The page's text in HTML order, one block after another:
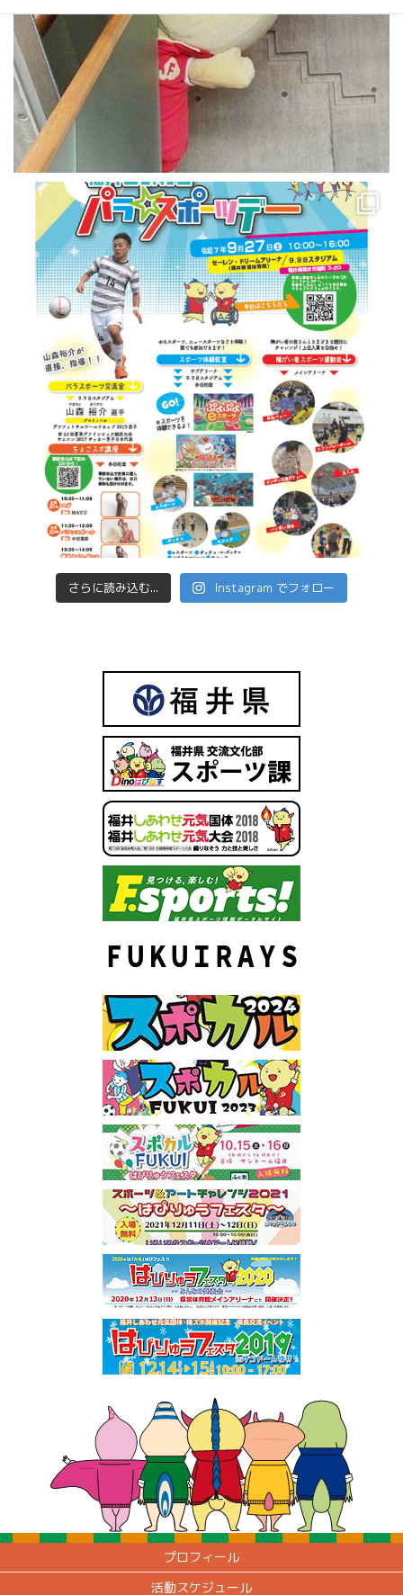
さらに読み込む... Instagram でフォロー
プロフィール
活動スケジュール